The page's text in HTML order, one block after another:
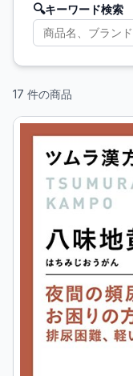
🔍キーワード検索
17 件の商品